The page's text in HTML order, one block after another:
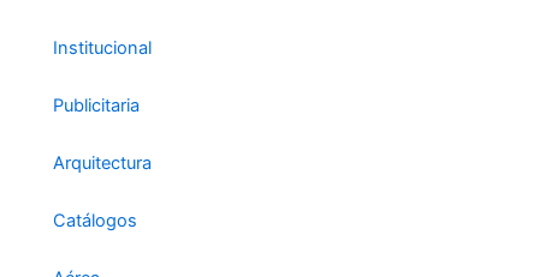
Institucional
Publicitaria
Arquitectura
Catálogos